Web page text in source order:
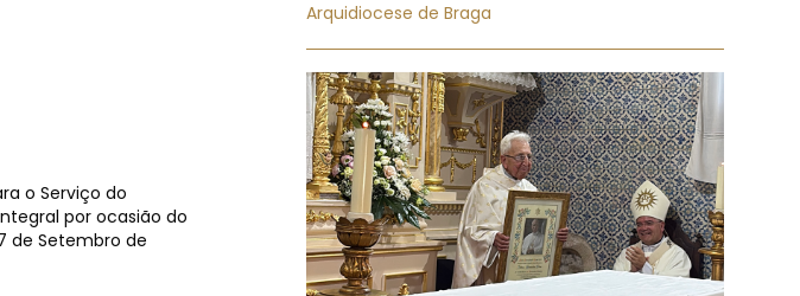
o Serviço do
por ocasião do
de Setembro de
Arquidiocese de Braga